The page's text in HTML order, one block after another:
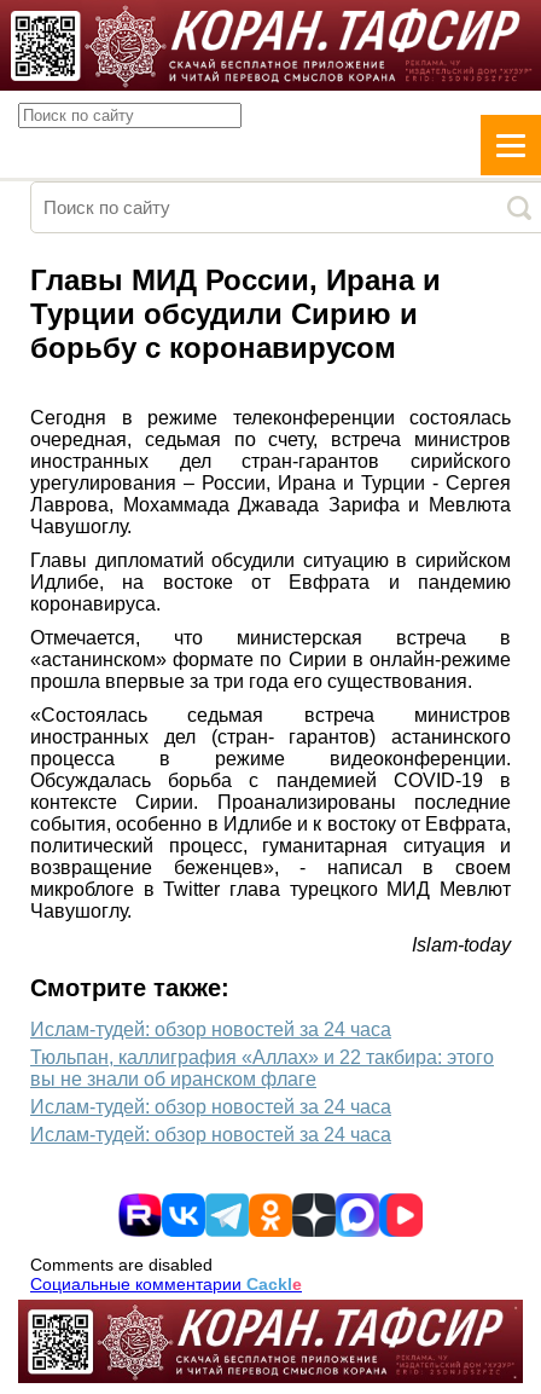
Главы МИД России, Ирана и
Турции обсудили Сирию и
борьбу с коронавирусом
Сегодня в режиме телеконференции состоялась
очередная, седьмая по счету, встреча министров
иностранных дел стран-гарантов сирийского
урегулирования – России, Ирана и Турции - Сергея
Лаврова, Мохаммада Джавада Зарифа и Мевлюта
Чавушоглу.
Главы дипломатий обсудили ситуацию в сирийском
Идлибе, на востоке от Евфрата и пандемию
коронавируса.
Отмечается, что министерская встреча в
«астанинском» формате по Сирии в онлайн-режиме
прошла впервые за три года его существования.
«Состоялась седьмая встреча министров
иностранных дел (стран- гарантов) астанинского
процесса в режиме видеоконференции.
Обсуждалась борьба с пандемией COVID-19 в
контексте Сирии. Проанализированы последние
события, особенно в Идлибе и к востоку от Евфрата,
политический процесс, гуманитарная ситуация и
возвращение беженцев», - написал в своем
микроблоге в Twitter глава турецкого МИД Мевлют
Чавушоглу.
Islam-today
Смотрите также:
Ислам-тудей: обзор новостей за 24 часа
Тюльпан, каллиграфия «Аллах» и 22 такбира: этого
вы не знали об иранском флаге
Ислам-тудей: обзор новостей за 24 часа
Ислам-тудей: обзор новостей за 24 часа
Comments are disabled
Социальные комментарии Cackle